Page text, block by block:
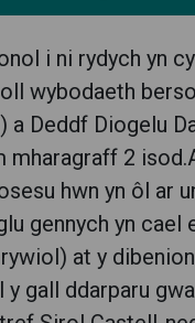
i ni rydych yn
wybodaeth
a Deddf Diogelu
2
hwn yn ôl ar
gennych yn
at y
gall ddarparu